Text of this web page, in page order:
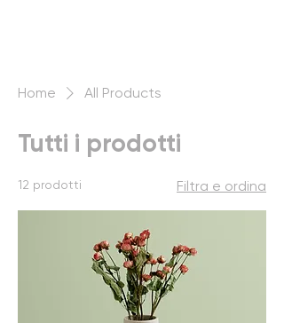
Home All Products
Tutti i prodotti
12 prodotti Filtra e ordina